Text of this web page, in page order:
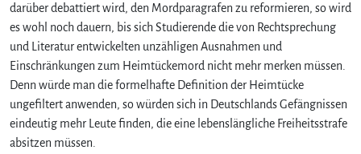
darüber debattiert wird, den Mordparagrafen zu reformieren, so wird
es wohl noch dauern, bis sich Studierende die von Rechtsprechung
und Literatur entwickelten unzähligen Ausnahmen und
Einschränkungen zum Heimtückemord nicht mehr merken müssen.
Denn würde man die formelhafte Definition der Heimtücke
ungefiltert anwenden, so würden sich in Deutschlands Gefängnissen
eindeutig mehr Leute finden, die eine lebenslängliche Freiheitsstrafe
absitzen müssen.